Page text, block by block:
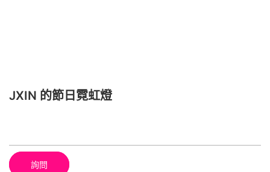
JXIN 的節日霓虹燈
詢問